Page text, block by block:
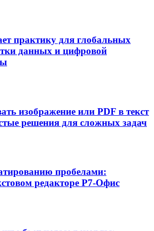
практику для глобальных
данных и цифровой
изображение или PDF в текст
решения для сложных задач
пробелами:
редакторе Р7-Офис